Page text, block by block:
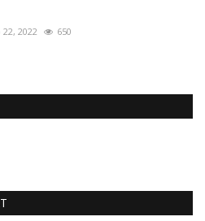
22, 2022 650